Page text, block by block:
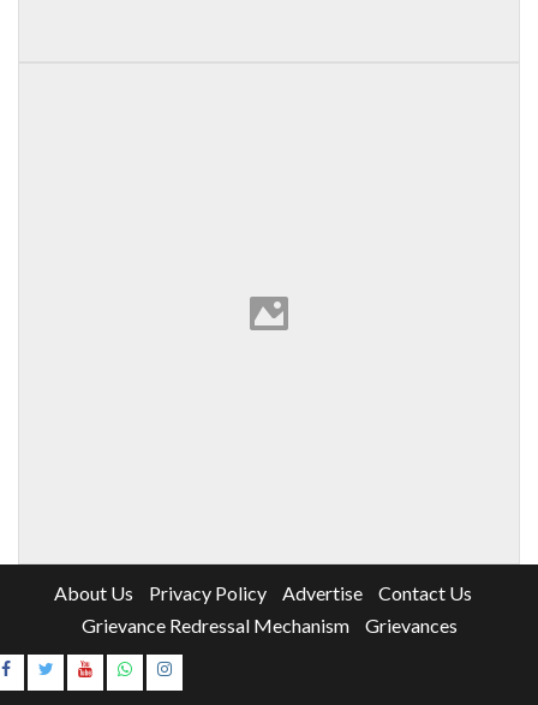
About Us Privacy Policy Advertise
Contact Us
Grievance Redressal Mechanism
Grievances
Instagram